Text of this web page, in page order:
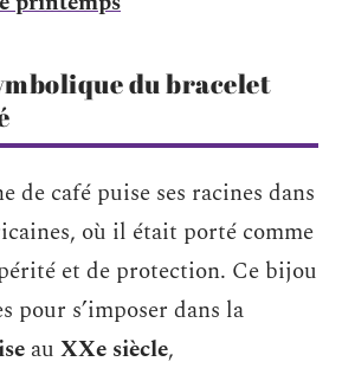
du bracelet
de café puise ses racines dans
où il était porté comme
et de protection. Ce bijou
pour s’imposer dans la
au XXe siècle,